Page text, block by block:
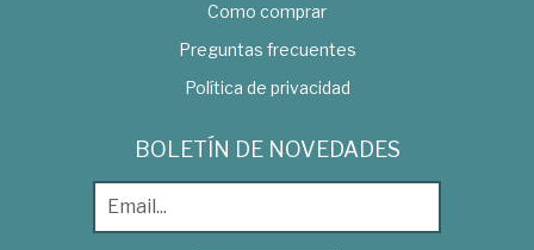
Como comprar
Preguntas frecuentes
Política de privacidad
BOLETÍN DE NOVEDADES